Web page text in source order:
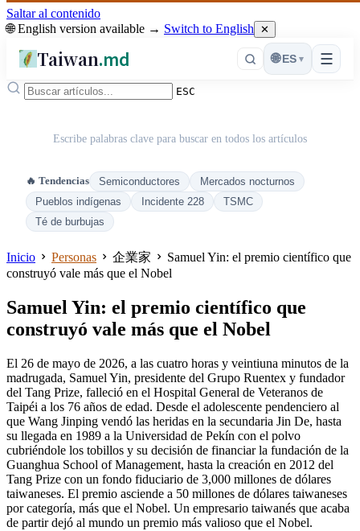
Saltar al contenido
🌐 English version available → Switch to English ✕
Taiwan.md ☰
🌐 ES ▾
ESC
Escribe palabras clave para buscar en todos los artículos
🔥 Tendencias Semiconductores
Mercados nocturnos
Pueblos indígenas
Incidente 228
TSMC
Té de burbujas
Inicio Personas 企業家
Samuel Yin: el premio científico que
construyó vale más que el Nobel
Samuel Yin: el premio científico que
construyó vale más que el Nobel
El 26 de mayo de 2026, a las cuatro horas y veintiuna minutos de la
madrugada, Samuel Yin, presidente del Grupo Ruentex y fundador
del Tang Prize, falleció en el Hospital General de Veteranos de
Taipéi a los 76 años de edad. Desde el adolescente pendenciero al
que Wang Jinping vendó las heridas en la secundaria Jin De, hasta
su llegada en 1989 a la Universidad de Pekín con el polvo
cubriéndole los tobillos y su decisión de financiar la fundación de la
Guanghua School of Management, hasta la creación en 2012 del
Tang Prize con un fondo fiduciario de 3,000 millones de dólares
taiwaneses. El premio asciende a 50 millones de dólares taiwaneses
por categoría, más que el Nobel. Un empresario taiwanés que acaba
de partir dejó al mundo un premio más valioso que el Nobel.